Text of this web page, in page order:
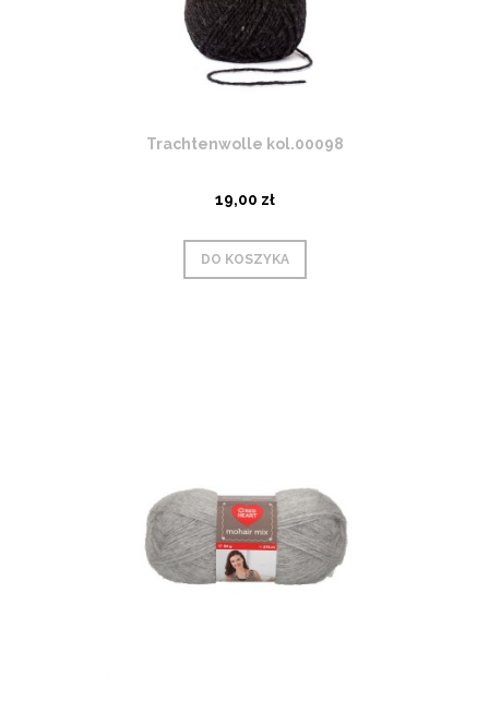
Trachtenwolle kol.00098
19,00 zł
DO KOSZYKA